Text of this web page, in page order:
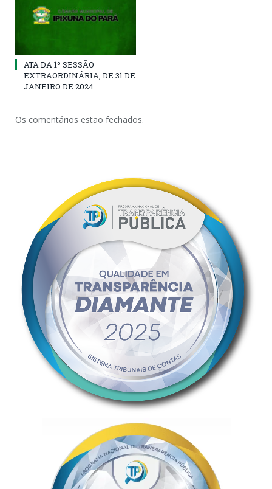
ATA DA 1º SESSÃO
EXTRAORDINÁRIA, DE 31 DE
JANEIRO DE 2024
Os comentários estão fechados.